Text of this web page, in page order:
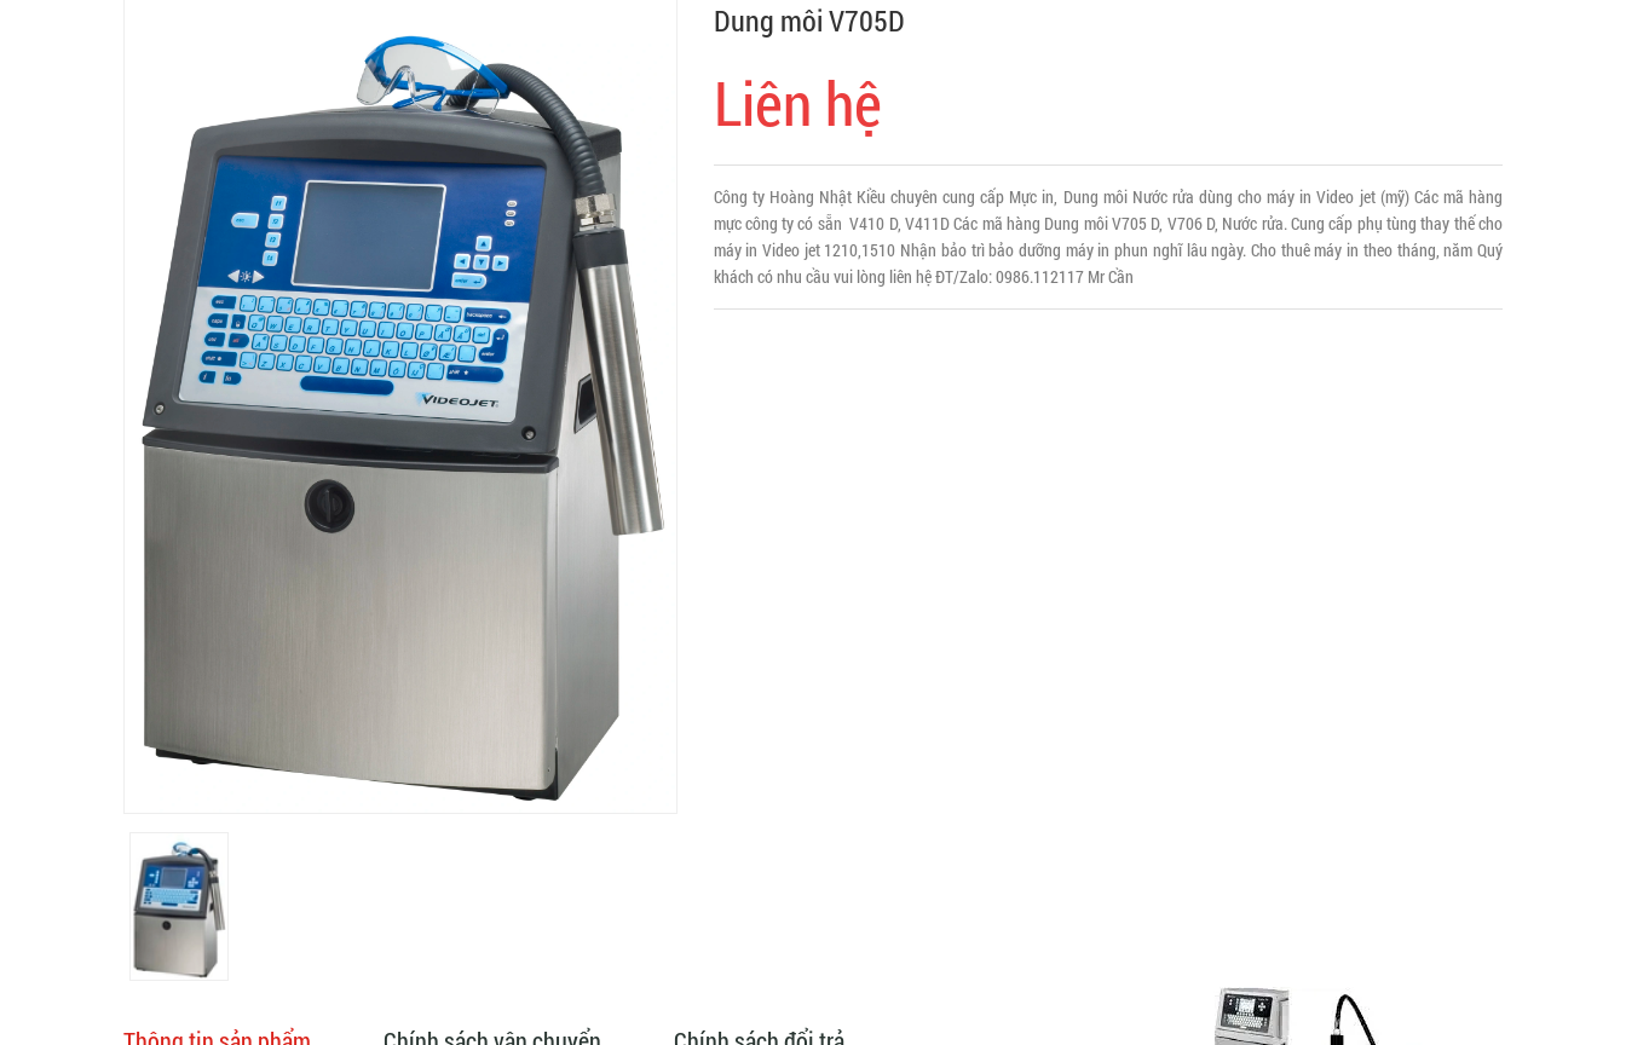
Dung môi V705D
Liên hệ
Công ty Hoàng Nhật Kiều chuyên cung cấp Mực in, Dung môi Nước rửa dùng cho máy in Video jet (mỹ) Các mã hàng
mực công ty có sẵn V410 D, V411D Các mã hàng Dung môi V705 D, V706 D, Nước rửa. Cung cấp phụ tùng thay thế cho
máy in Video jet 1210,1510 Nhận bảo trì bảo dưỡng máy in phun nghĩ lâu ngày. Cho thuê máy in theo tháng, năm Quý
khách có nhu cầu vui lòng liên hệ ĐT/Zalo: 0986.112117 Mr Cần